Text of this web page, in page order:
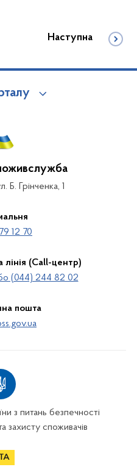
Наступна
Б. Грінченка, 1
12 70
лінія (Call-центр)
(044) 244 82 02
пошта
з питань безпечності
захисту споживачів